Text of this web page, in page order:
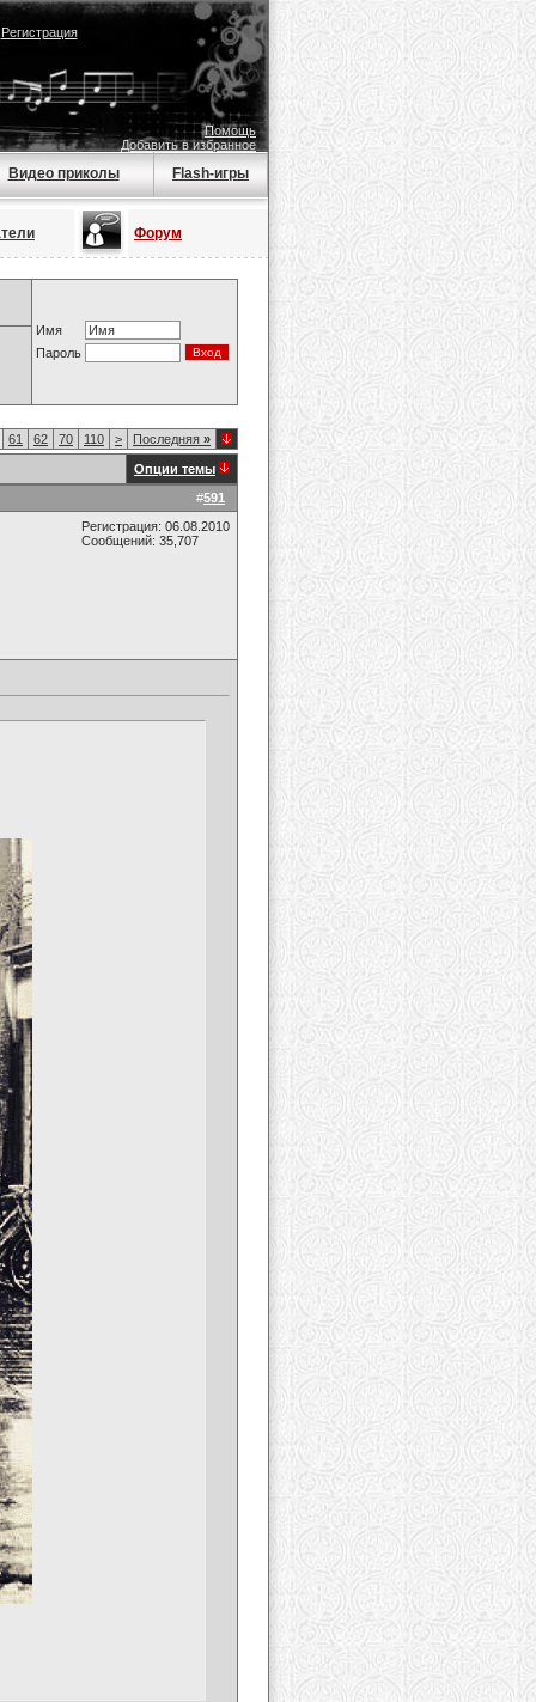
Регистрация
Помощь
Добавить в избранное
Видео приколы Flash-игры
Форум
Имя
Пароль
61 62 70 110 > Последняя »
Опции темы
#591
Регистрация: 06.08.2010
Сообщений: 35,707